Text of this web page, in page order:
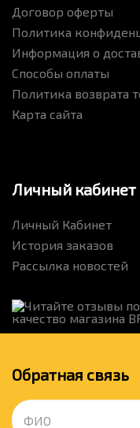
Договор оферты
Политика
Информация о
Способы оплаты
Политика возврата
Карта сайта
Личный кабинет
Личный Кабинет
История заказов
Рассылка новостей
Обратная связь